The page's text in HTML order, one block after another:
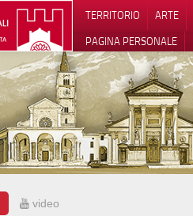
TERRITORIO ARTE
PAGINA PERSONALE
video